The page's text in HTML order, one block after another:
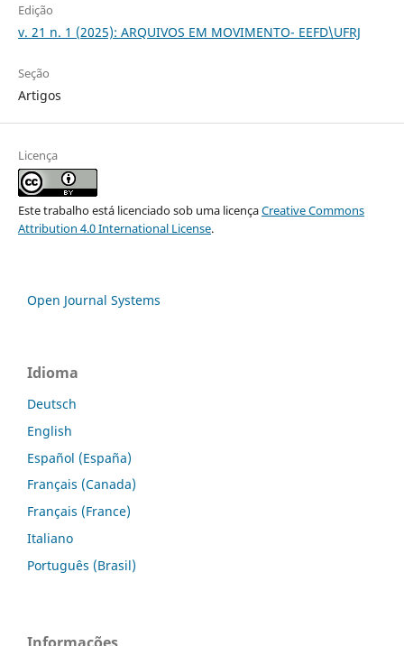
Edição
v. 21 n. 1 (2025): ARQUIVOS EM MOVIMENTO- EEFD\UFRJ
Seção
Artigos
Licença
Este trabalho está licenciado sob uma licençaCreative Commons
Attribution 4.0 International License.
Open Journal Systems
Idioma
Deutsch
English
Español (España)
Français (Canada)
Français (France)
Italiano
Português (Brasil)